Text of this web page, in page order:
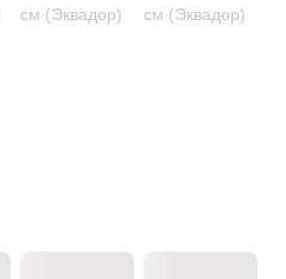
см (Эквадор)
см (Эквадор)